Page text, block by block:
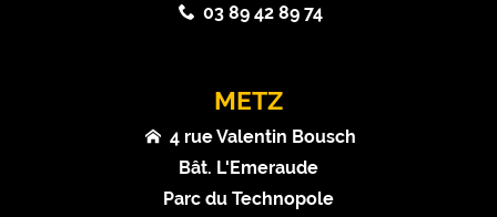
03 89 42 89 74
METZ
4 rue Valentin Bousch
Bât. L'Emeraude
Parc du Technopole